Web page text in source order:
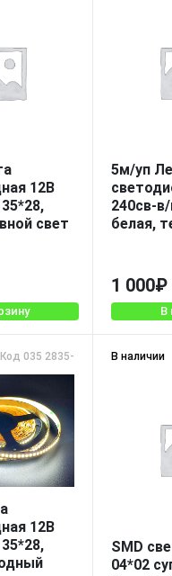
12В
свет
5м/уп
240св-
белая,
1 000₽
В
Код 035 2835-240-DW-12V-IP33
12В
В наличии
SMD
04*02